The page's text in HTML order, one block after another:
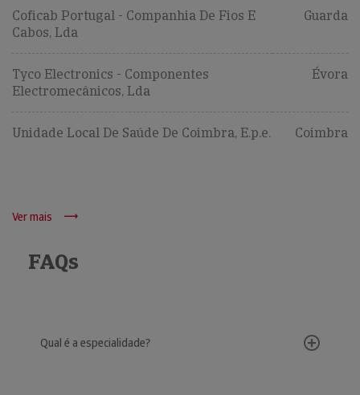
Coficab Portugal - Companhia De Fios E
Cabos, Lda
Guarda
Tyco Electronics - Componentes
Electromecânicos, Lda
Évora
Unidade Local De Saúde De Coimbra, E.p.e. Coimbra
Ver mais
FAQs
Qual é a especialidade?